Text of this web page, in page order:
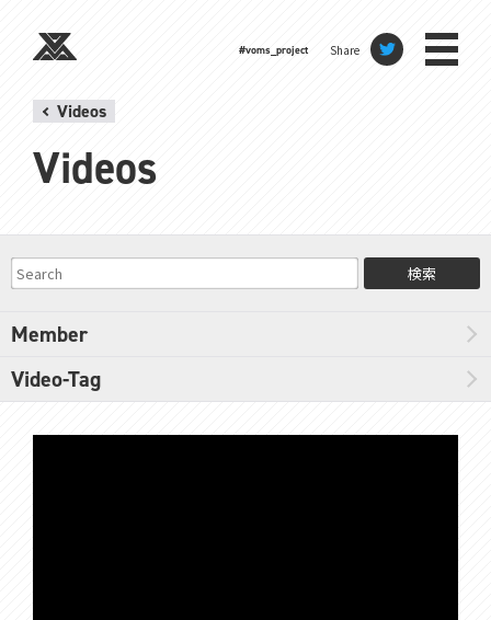
#voms_project Share
Videos
Videos
検索
Member
Video-Tag